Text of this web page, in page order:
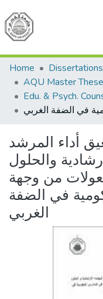
Home
أداء المرشد
والحلول
من وجهة
في الضفة
الغربي